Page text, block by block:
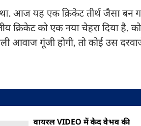
आज यह एक क्रिकेट तीर्थ जैसा बन
को एक नया चेहरा दिया है.
गूंजी होगी, तो कोई उस
वायरल VIDEO में कैद वैभव की